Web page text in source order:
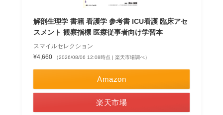
解剖生理学 書籍 看護学 参考書 ICU看護 臨床アセ
スメント 観察指標 医療従事者向け学習本
スマイルセレクション
¥4,660
（2026/08/06 12:08時点 | 楽天市場調べ）
Amazon
楽天市場